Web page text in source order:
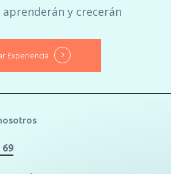
y crecerán
Experiencia
69